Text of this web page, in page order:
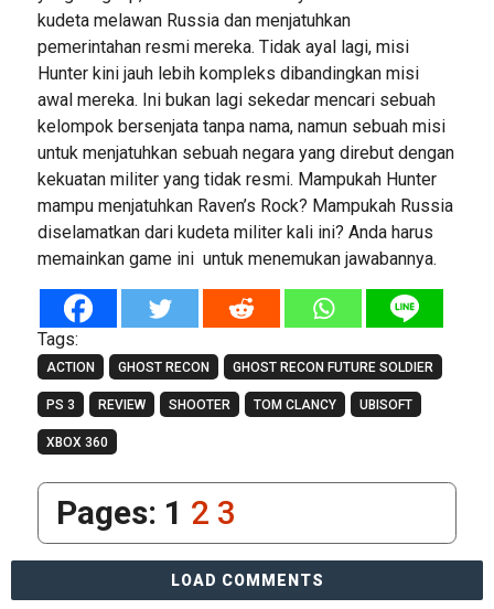
kudeta melawan Russia dan menjatuhkan
pemerintahan resmi mereka. Tidak ayal lagi, misi
Hunter kini jauh lebih kompleks dibandingkan misi
awal mereka. Ini bukan lagi sekedar mencari sebuah
kelompok bersenjata tanpa nama, namun sebuah misi
untuk menjatuhkan sebuah negara yang direbut dengan
kekuatan militer yang tidak resmi. Mampukah Hunter
mampu menjatuhkan Raven’s Rock? Mampukah Russia
diselamatkan dari kudeta militer kali ini? Anda harus
memainkan game ini untuk menemukan jawabannya.
Tags:
ACTION GHOST RECON GHOST RECON FUTURE SOLDIER
PS 3 REVIEW SHOOTER TOM CLANCY UBISOFT
XBOX 360
Pages: 1 2 3
LOAD COMMENTS